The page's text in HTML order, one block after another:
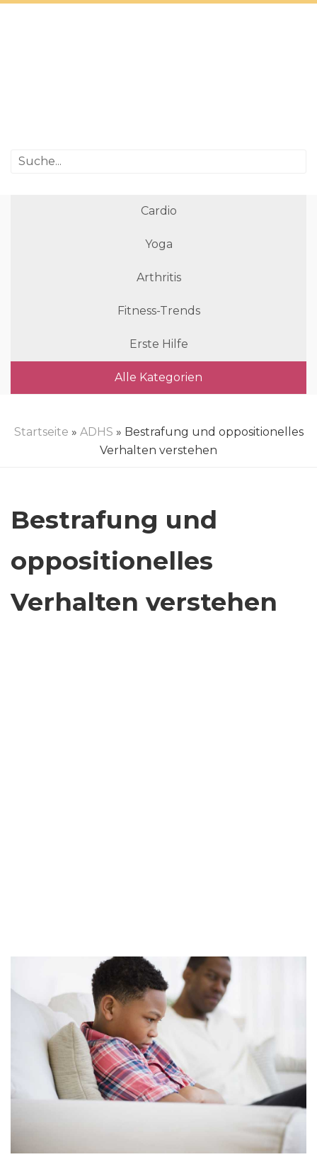
Cardio
Yoga
Arthritis
Fitness-Trends
Erste Hilfe
Alle Kategorien
Startseite » ADHS » Bestrafung und oppositionelles
Verhalten verstehen
Bestrafung und
oppositionelles
Verhalten verstehen